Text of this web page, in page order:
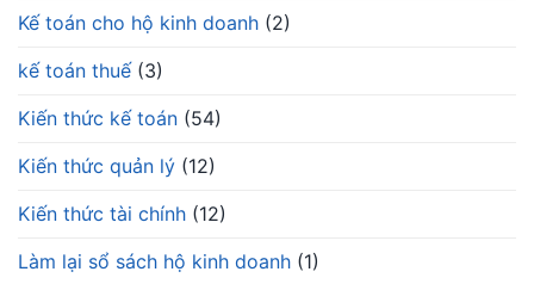
Kế toán cho hộ kinh doanh (2)
kế toán thuế(3)
Kiến thức kế toán (54)
Kiến thức quản lý (12)
Kiến thức tài chính (12)
Làm lại sổ sách hộ kinh doanh (1)